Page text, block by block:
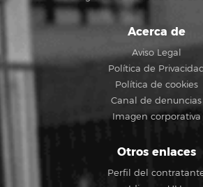
Acerca de
Aviso Legal
Política de Privacidad
Política de cookies
Canal de denuncias
Imagen corporativa
Otros enlaces
Perfil del